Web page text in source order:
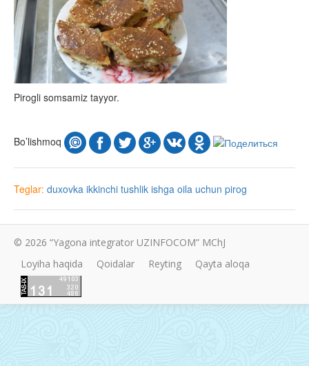
Pirogli somsamiz tayyor.
Bo’lishmoq
Teglar: duxovka ikkinchi tushlik ishga oila uchun pirog
© 2026 “Yagona integrator UZINFOCOM” MChJ
Loyiha haqida
Qoidalar Reyting Qayta aloqa